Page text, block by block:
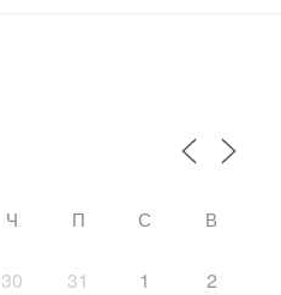
Ч П С В
30 31 1 2